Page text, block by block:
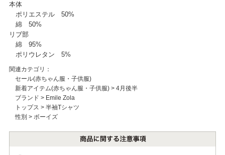
本体
ポリエステル 50%
綿 50%
リブ部
綿 95%
ポリウレタン 5%
関連カテゴリ：
セール(赤ちゃん服・子供服)
新着アイテム(赤ちゃん服・子供服)> 4月後半
ブランド > Emile Zola
トップス > 半袖Tシャツ
性別 > ボーイズ